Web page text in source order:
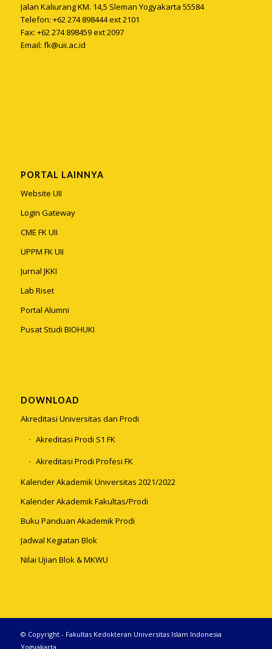
Jalan Kaliurang KM. 14,5 Sleman Yogyakarta 55584
Telefon: +62 274 898444 ext 2101
Fax: +62 274 898459 ext 2097
Email: fk@uii.ac.id
PORTAL LAINNYA
Website UII
Login Gateway
CME FK UII
UPPM FK UII
Jurnal JKKI
Lab Riset
Portal Alumni
Pusat Studi BIOHUKI
DOWNLOAD
Akreditasi Universitas dan Prodi
Akreditasi Prodi S1 FK
Akreditasi Prodi Profesi FK
Kalender Akademik Universitas 2021/2022
Kalender Akademik Fakultas/Prodi
Buku Panduan Akademik Prodi
Jadwal Kegiatan Blok
Nilai Ujian Blok & MKWU
© Copyright - Fakultas Kedokteran Universitas Islam Indonesia
Yogyakarta